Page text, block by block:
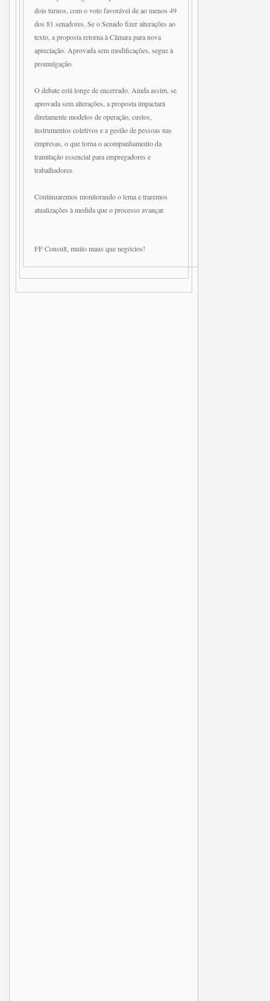
dois turnos, com o voto favorável de ao menos 49
dos 81 senadores. Se o Senado fizer alterações ao
texto, a proposta retorna à Câmara para nova
apreciação. Aprovada sem modificações, segue à
promulgação.
O debate está longe de encerrado. Ainda assim, se
aprovada sem alterações, a proposta impactará
diretamente modelos de operação, custos,
instrumentos coletivos e a gestão de pessoas nas
empresas, o que torna o acompanhamento da
tramitação essencial para empregadores e
trabalhadores.
Continuaremos monitorando o tema e traremos
atualizações à medida que o processo avançar.
FF Consult, muito maus que negócios!